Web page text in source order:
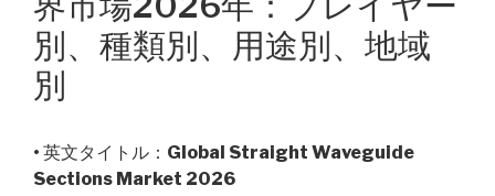
別、種類別、用途別、地域
別
• 英文タイトル： Global Straight Waveguide
Sections Market 2026